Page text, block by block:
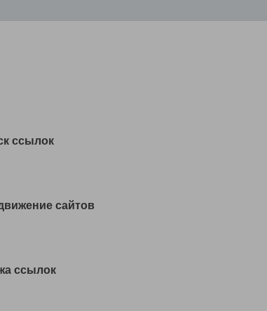
ссылок
сайтов
ссылок